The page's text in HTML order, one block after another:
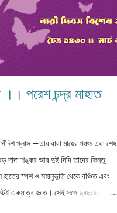
পরেশ চন্দ্র মাহাত
পঁচিশ প্লাস —তার বাবা মায়ের পঞ্চম তথা শেষ
দাদা শঙ্কর আর দুই দিদি তাদের কিন্তু
স্পর্শ ও সহানুভূতি থেকে বঞ্চিত এবং
একমাত্র জ্ঞাত। সেই সঙ্গে দুবছরের